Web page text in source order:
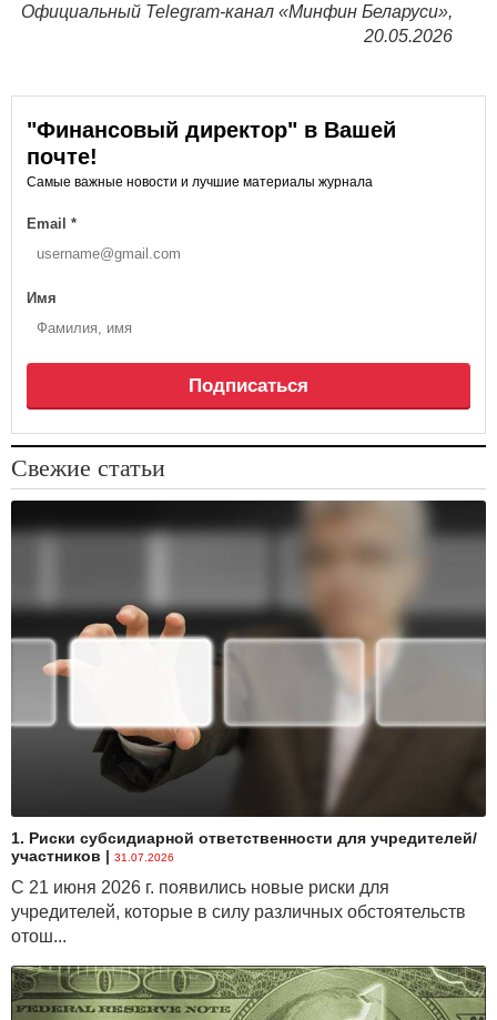
Официальный Telegram-канал «Минфин Беларуси»,
20.05.2026
"Финансовый директор" в Вашей
почте!
Самые важные новости и лучшие материалы журнала
Email *
Имя
Подписаться
Свежие статьи
1. Риски субсидиарной ответственности для учредителей/
участников | 31.07.2026
С 21 июня 2026 г. появились новые риски для
учредителей, которые в силу различных обстоятельств
отош...